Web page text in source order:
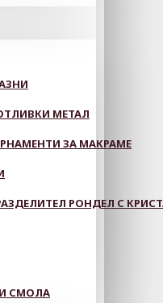
МЕТАЛ
ЗА МАКРАМЕ
РОНДЕЛ С
СМОЛА